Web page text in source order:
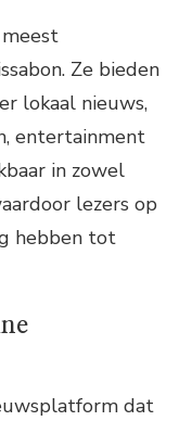
Ze bieden
lokaal nieuws,
entertainment
in zowel
lezers op
hebben tot
dat